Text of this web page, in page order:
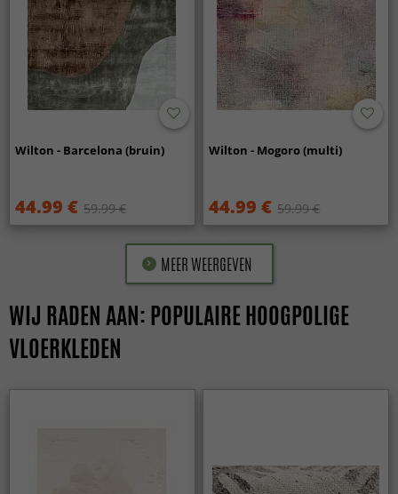
Wilton - Barcelona (bruin)
44.99 € 59.99 €
Wilton - Mogoro (multi)
44.99 € 59.99 €
MEER WEERGEVEN
WIJ RADEN AAN: POPULAIRE HOOGPOLIGE
VLOERKLEDEN